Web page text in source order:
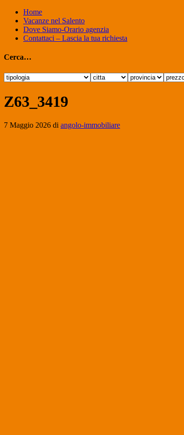
Home
Vacanze nel Salento
Dove Siamo-Orario agenzia
Contattaci – Lascia la tua richiesta
Cerca…
Z63_3419
7 Maggio 2026 di angolo-immobiliare